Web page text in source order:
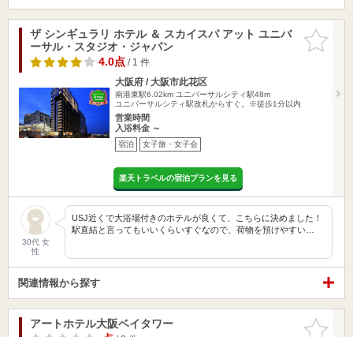
お気に入
りに追加
ザ シンギュラリ ホテル ＆ スカイスパ アット ユニバ
ーサル・スタジオ・ジャパン
4.0点/ 1 件
大阪府 / 大阪市此花区
南港東駅6.02km ユニバーサルシティ駅48m
ユニバーサルシティ駅改札からすぐ。※徒歩1分以内
営業時間
入浴料金 ～
宿泊 女子旅・女子会
楽天トラベルの宿泊プランを見る
30代 女
性
USJ近くで大浴場付きのホテルが良くて、こちらに決めました！
駅直結と言ってもいいくらいすぐなので、荷物を預けやすい…
関連情報から探す
お気に入
アートホテル大阪ベイタワー